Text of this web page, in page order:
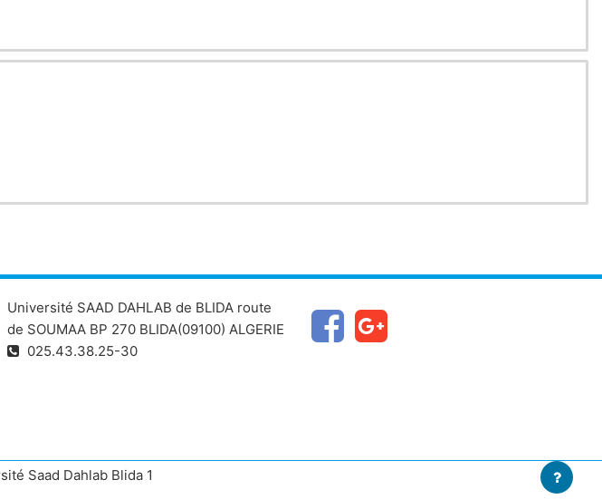
Université SAAD DAHLAB de BLIDA route
de SOUMAA BP 270 BLIDA(09100) ALGERIE
025.43.38.25-30
Saad Dahlab Blida 1